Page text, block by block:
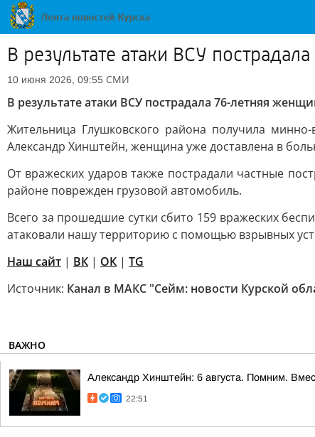
В результате атаки ВСУ
10 июня 2026, 09:55 СМИ
В результате атаки ВСУ пострадала 76-летняя
Жительница Глушковского района получила
Александр Хинштейн, женщина уже доставлена в
От вражеских ударов также пострадали частные
районе поврежден грузовой автомобиль.
Всего за прошедшие сутки сбито 159 вражеских
атаковали нашу территорию с помощью взрывных
Наш сайт | ВК | ОК | TG
Источник: Канал в МАКС "Сейм: новости Курской
ВАЖНО
Александр Хинштейн: 6 августа. Помним.
22:51